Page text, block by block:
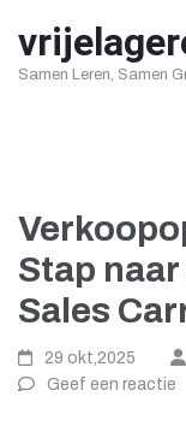
Samen Leren, Samen
Stap
Sales
29 okt,2025
Geef een reactie